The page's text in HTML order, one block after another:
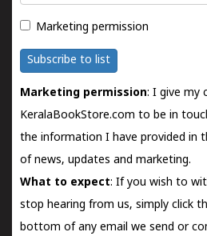
Marketing permission
Subscribe to list
Marketing permission: I give my
KeralaBookStore.com to be in
the information I have provided in
of news, updates and marketing.
What to expect: If you wish to
stop hearing from us, simply click
bottom of any email we send or